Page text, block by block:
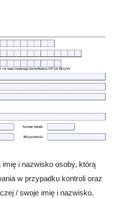
imię i nazwisko osoby, którą
w przypadku kontroli oraz
/ swoje imię i nazwisko.